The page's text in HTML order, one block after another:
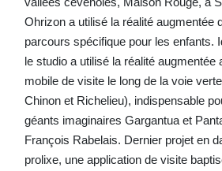
Ohrizon a utilisé la réalité augmentée
parcours spécifique pour les enfants.
le studio a utilisé la réalité augmentée
mobile de visite le long de la voie
Chinon et Richelieu), indispensable
géants imaginaires Gargantua et
François Rabelais. Dernier projet en
prolixe, une application de visite